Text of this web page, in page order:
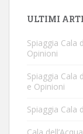
ULTIMI
Spiaggia Cala
Opinioni
Spiaggia Cala
e Opinioni
Spiaggia Cala